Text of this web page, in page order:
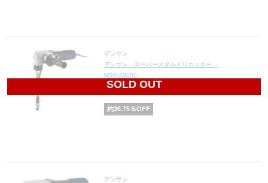
SOLD OUT
デンサン
デンサン スーパーメタルドリカッター
MSC-2300L
31,500
約36.75％OFF
デンサン